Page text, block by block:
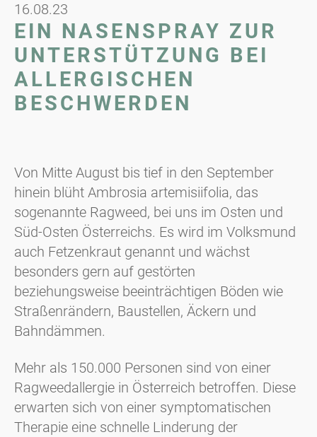
16.08.23
EIN NASENSPRAY ZUR
UNTERSTÜTZUNG BEI
ALLERGISCHEN
BESCHWERDEN
Von Mitte August bis tief in den September
hinein blüht Ambrosia artemisiifolia, das
sogenannte Ragweed, bei uns im Osten und
Süd-Osten Österreichs. Es wird im Volksmund
auch Fetzenkraut genannt und wächst
besonders gern auf gestörten
beziehungsweise beeinträchtigen Böden wie
Straßenrändern, Baustellen, Äckern und
Bahndämmen.
Mehr als 150.000 Personen sind von einer
Ragweedallergie in Österreich betroffen. Diese
erwarten sich von einer symptomatischen
Therapie eine schnelle Linderung der